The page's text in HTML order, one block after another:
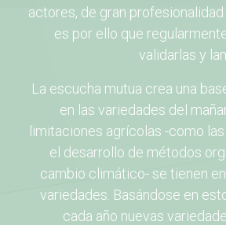
actores, de gran
es por ello que
validarlas y
La escucha mutua crea una
en las variedades del
limitaciones agrícolas -como
el desarrollo de métodos
cambio climático- se tienen
variedades. Basándose en
cada año nuevas